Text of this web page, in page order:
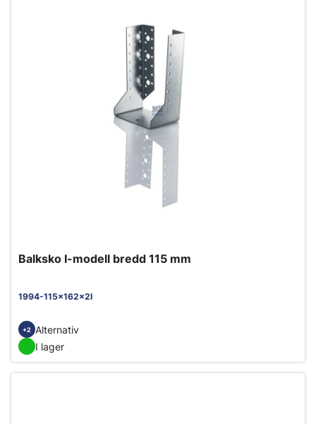
Balksko I-modell bredd 115 mm
1994-115x162x2I
+2
Alternativ
I lager